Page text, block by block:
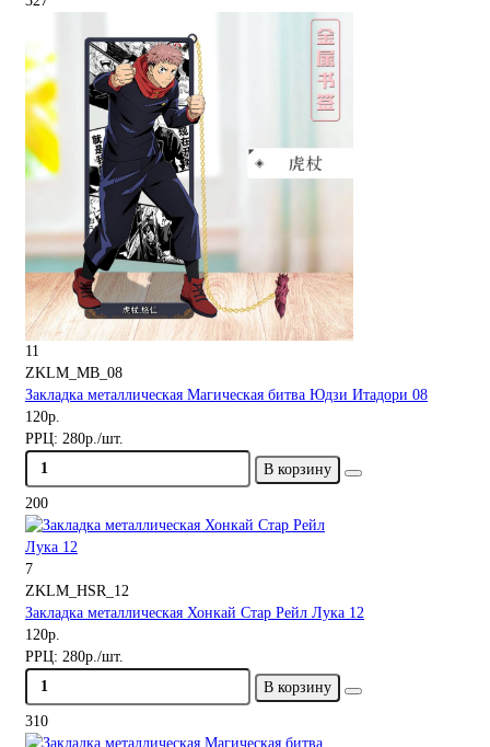
11
ZKLM_MB_08
Закладка металлическая Магическая битва Юдзи Итадори 08
120р.
РРЦ: 280р./шт.
В корзину
200
7
ZKLM_HSR_12
Закладка металлическая Хонкай Стар Рейл Лука 12
120р.
РРЦ: 280р./шт.
В корзину
310